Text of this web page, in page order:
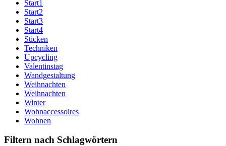
Start1
Start2
Start3
Start4
Sticken
Techniken
Upcycling
Valentinstag
Wandgestaltung
Weihnachten
Weihnachten
Winter
Wohnaccessoires
Wohnen
Filtern nach Schlagwörtern